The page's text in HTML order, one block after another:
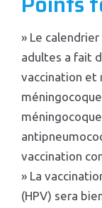
» Le
adultes a fait
vaccination et
vaccination
» La
(HPV) sera